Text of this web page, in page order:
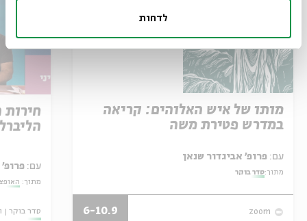
לדחות
מותו של איש האלוהים: קריאה
במדרש פטירת משה
עם:
מתוך:סדר בוקר
zoom
6-10.9
עם: פרופ'
מתוך:
סדר בוקר